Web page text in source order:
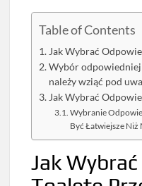
Table of Contents
Jak Wybrać
Wybór
należy wziąć pod
Jak Wybrać
Wybranie
Być Łatwiejsze Niż
Jak